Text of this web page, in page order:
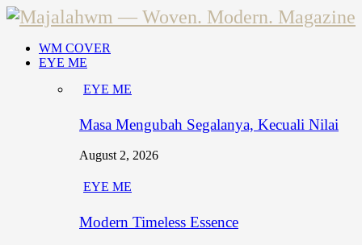
WM COVER
EYE ME
EYE ME
Masa Mengubah Segalanya, Kecuali Nilai
August 2, 2026
EYE ME
Modern Timeless Essence